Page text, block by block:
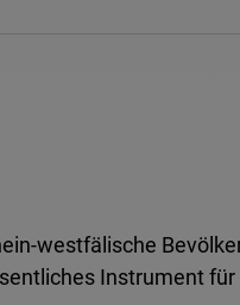
westfälische
Instrument für